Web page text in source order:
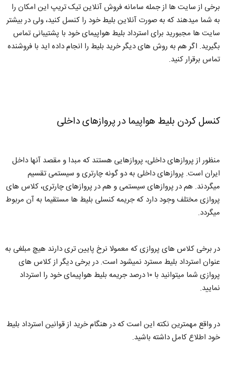
برخی از سایت ها از جمله سامانه فروش آنلاین تیک تریپ این امکان را
به شما میدهند که به صورت آنلاین بلیط خود را کنسل کنید، ولی در بیشتر
سایت ها مجبورید برای استرداد بلیط هواپیمای خود با پشتیبانی تماس
بگیرید. اگر هم به روش های دیگر خرید بلیط را انجام داده اید با فروشنده
تماس برقرار کنید.
کنسل کردن بلیط هواپیما در پروازهای داخلی
منظور از پروازهای داخلی، پروازهایی هستند که مبدا و مقصد آنها داخل
ایران است. پروازهای داخلی به دو گونه چارتری و سیستمی تقسیم
میگردند. هم در پروازهای سیستمی و هم در پروازهای چارتری، کلاس های
پروازی مختلف وجود دارد که جریمه کنسلی بلیط ها مستقیما به آن مربوط
میگردد.
در برخی کلاس های پروازی که معمولا نرخ پایین تری دارند هیچ مبلغی به
عنوان استرداد بلیط مسترد نمیشود است. در برخی دیگر از کلاس های
پروازی شما میتوانید با ۱۰ درصد جریمه بلیط هواپیمای خود را استرداد
نمایید.
در واقع مهمترین نکته این است که در هنگام خرید از قوانین استرداد بلیط
خود اطلاع کامل داشته باشید.